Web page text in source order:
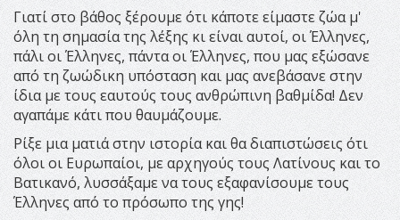
Γιατί στο βάθος ξέρουμε ότι κάποτε είμαστε ζώα μ'
όλη τη σημασία της λέξης κι είναι αυτοί, οι Έλληνες,
πάλι οι Έλληνες, πάντα οι Έλληνες, που μας εξώσανε
από τη ζωώδικη υπόσταση και μας ανεβάσανε στην
ίδια με τους εαυτούς τους ανθρώπινη βαθμίδα! Δεν
αγαπάμε κάτι που θαυμάζουμε.
Ρίξε μια ματιά στην ιστορία και θα διαπιστώσεις ότι
όλοι οι Ευρωπαίοι, με αρχηγούς τους Λατίνους και το
Βατικανό, λυσσάξαμε να τους εξαφανίσουμε τους
Έλληνες από το πρόσωπο της γης!